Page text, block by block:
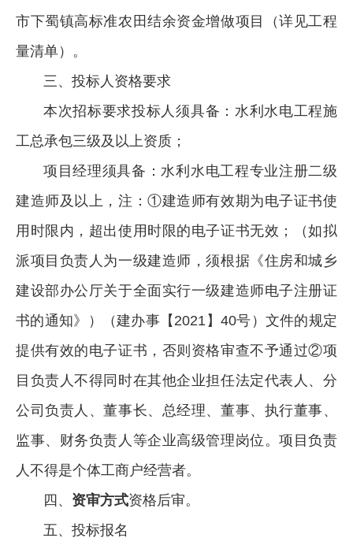
市下蜀镇高标准农田结余资金增做项目（详见工程
量清单）。
三、投标人资格要求
本次招标要求投标人须具备：水利水电工程施
工总承包三级及以上资质；
项目经理须具备：水利水电工程专业注册二级
建造师及以上，注：①建造师有效期为电子证书使
用时限内，超出使用时限的电子证书无效；（如拟
派项目负责人为一级建造师，须根据《住房和城乡
建设部办公厅关于全面实行一级建造师电子注册证
书的通知》）（建办事【2021】40号）文件的规定
提供有效的电子证书，否则资格审查不予通过②项
目负责人不得同时在其他企业担任法定代表人、分
公司负责人、董事长、总经理、董事、执行董事、
监事、财务负责人等企业高级管理岗位。项目负责
人不得是个体工商户经营者。
四、 资审方式资格后审。
五、投标报名